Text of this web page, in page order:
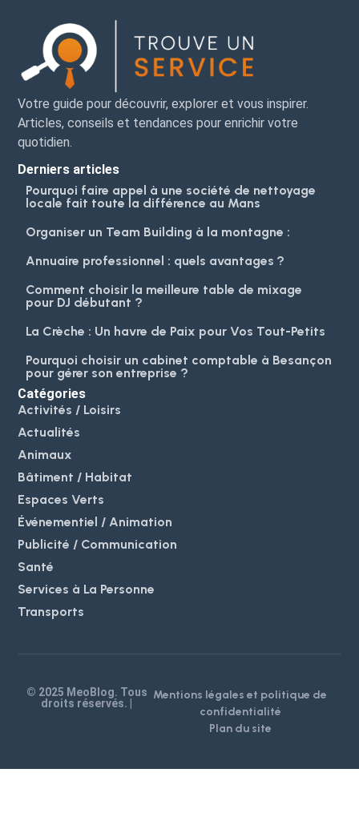
Votre guide pour découvrir, explorer et vous inspirer.
Articles, conseils et tendances pour enrichir votre
quotidien.
Derniers articles
Pourquoi faire appel à une société de nettoyage
locale fait toute la différence au Mans
Organiser un Team Building à la montagne :
Annuaire professionnel : quels avantages ?
Comment choisir la meilleure table de mixage
pour DJ débutant ?
La Crèche : Un havre de Paix pour Vos Tout-Petits
Pourquoi choisir un cabinet comptable à Besançon
pour gérer son entreprise ?
Catégories
Activités / Loisirs
Actualités
Animaux
Bâtiment / Habitat
Espaces Verts
Événementiel / Animation
Publicité / Communication
Santé
Services à La Personne
Transports
© 2025 MeoBlog. Tous
droits réservés. |
Mentions légales et politique de
confidentialité
Plan du site